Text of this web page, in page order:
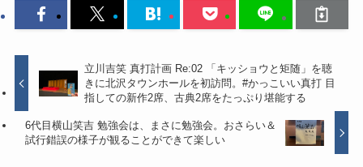
立川吉笑 真打計画 Re:02 「キッショウと矩随」を聴
きに北沢タウンホールを初訪問。#かっこいい真打 目
指しての新作2席、古典2席をたっぷり堪能する
6代目横山笑吉 勉強会は、まさに勉強会。おさらい＆
試行錯誤の様子が観ることができて楽しい